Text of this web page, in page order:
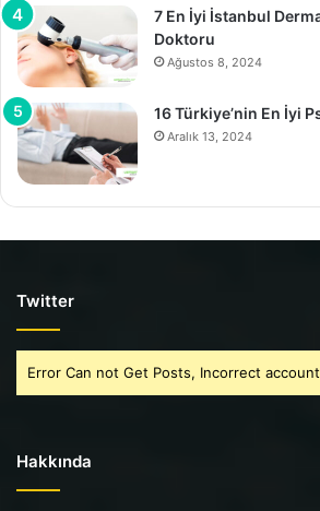
7 En İyi İstanbul
Doktoru
Ağustos 8, 2024
16 Türkiye’nin En İyi
Aralık 13, 2024
Twitter
Error Can not Get Posts, Incorrect
Hakkında